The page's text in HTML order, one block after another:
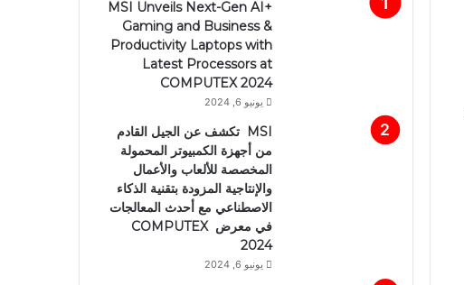
MSI Unveils Next-Gen AI+
Gaming and Business &
Productivity Laptops with
Latest Processors at
COMPUTEX 2024
يونيو 6, 2024
MSI تكشف عن الجيل القادم
من أجهزة الكمبيوتر المحمولة
المخصصة للألعاب والأعمال
والإنتاجية المزودة بتقنية الذكاء
الاصطناعي مع أحدث المعالجات
في معرض COMPUTEX
2024
يونيو 6, 2024